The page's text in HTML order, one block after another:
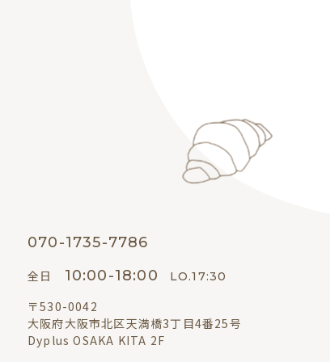
070-1735-7786
全日 10:00-18:00 LO.17:30
〒530-0042
大阪府大阪市北区天満橋3丁目4番25号
Dyplus OSAKA KITA 2F